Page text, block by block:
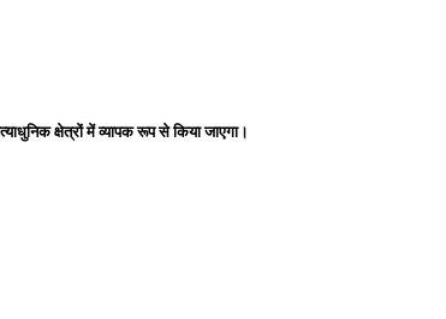
क्षेत्रों में व्यापक रूप से किया जाएगा।